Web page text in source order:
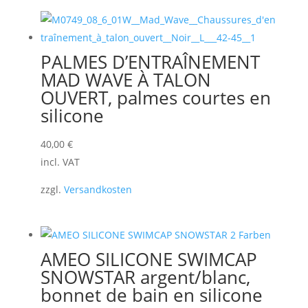
PALMES D’ENTRAÎNEMENT
MAD WAVE À TALON
OUVERT, palmes courtes en
silicone
40,00 €
incl. VAT
zzgl. Versandkosten
AMEO SILICONE SWIMCAP
SNOWSTAR argent/blanc,
bonnet de bain en silicone